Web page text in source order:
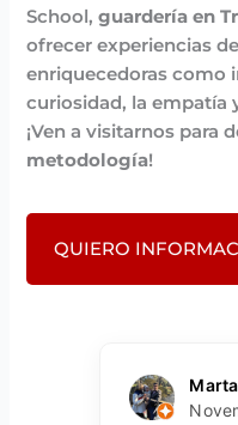
School,guardería en
ofrecer experiencias
enriquecedoras como
curiosidad, la empatía
¡Ven a visitarnos para
metodología!
QUIERO